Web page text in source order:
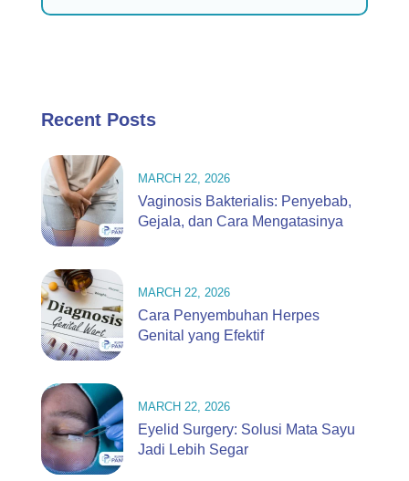
Recent Posts
MARCH 22, 2026
Vaginosis Bakterialis: Penyebab,
Gejala, dan Cara Mengatasinya
MARCH 22, 2026
Cara Penyembuhan Herpes
Genital yang Efektif
MARCH 22, 2026
Eyelid Surgery: Solusi Mata Sayu
Jadi Lebih Segar